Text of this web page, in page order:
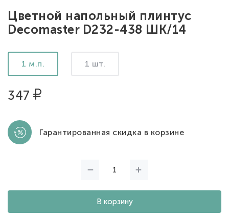
Цветной напольный плинтус
Decomaster D232-438 ШК/14
1 м.п. 1 шт.
347
Гарантированная скидка в корзине
В корзину